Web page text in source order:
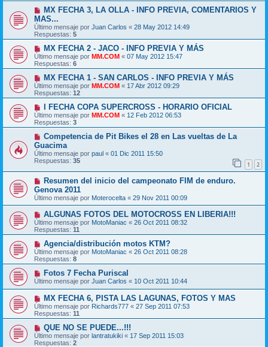
MX FECHA 3, LA OLLA - INFO PREVIA, COMENTARIOS Y
MAS...
Último mensaje por Juan Carlos « 28 May 2012 14:49
Respuestas: 5
MX FECHA 2 - JACO - INFO PREVIA Y MÁS
Último mensaje por MM.COM « 07 May 2012 15:47
Respuestas: 6
MX FECHA 1 - SAN CARLOS - INFO PREVIA Y MÁS
Último mensaje por MM.COM « 17 Abr 2012 09:29
Respuestas: 12
I FECHA COPA SUPERCROSS - HORARIO OFICIAL
Último mensaje por MM.COM « 12 Feb 2012 06:53
Respuestas: 3
Competencia de Pit Bikes el 28 en Las vueltas de La
Guacima
Último mensaje por paul « 01 Dic 2011 15:50
Respuestas: 35 1 2
Resumen del inicio del campeonato FIM de enduro.
Genova 2011
Último mensaje por Moterocelta « 29 Nov 2011 00:09
ALGUNAS FOTOS DEL MOTOCROSS EN LIBERIA!!!
Último mensaje por MotoManiac « 26 Oct 2011 08:32
Respuestas: 11
Agencia/distribución motos KTM?
Último mensaje por MotoManiac « 26 Oct 2011 08:28
Respuestas: 8
Fotos 7 Fecha Puriscal
Último mensaje por Juan Carlos « 10 Oct 2011 10:44
MX FECHA 6, PISTA LAS LAGUNAS, FOTOS Y MAS
Último mensaje por Richards777 « 27 Sep 2011 07:53
Respuestas: 11
QUE NO SE PUEDE...!!!
Último mensaje por lantratukiki « 17 Sep 2011 15:03
Respuestas: 2